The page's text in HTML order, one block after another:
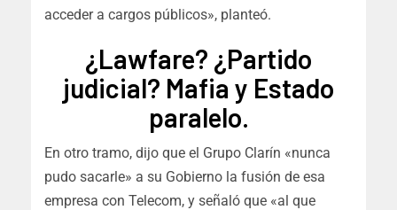
acceder a cargos públicos», planteó.
¿Lawfare? ¿Partido
judicial? Mafia y Estado
paralelo.
En otro tramo, dijo que el Grupo Clarín «nunca
pudo sacarle» a su Gobierno la fusión de esa
empresa con Telecom, y señaló que «al que